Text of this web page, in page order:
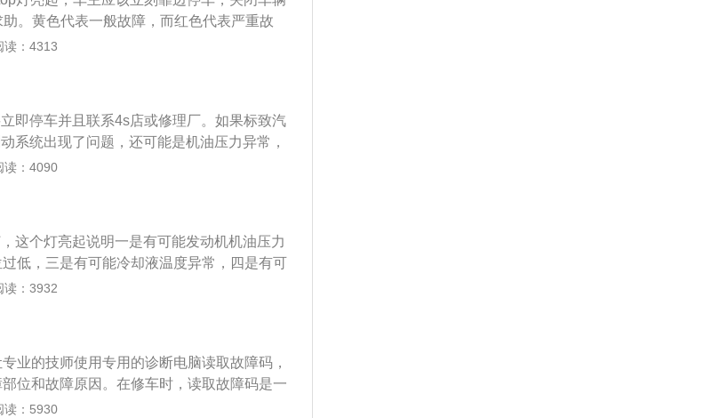
个轮胎气压过低或太高了。
。黄色代表一般故障，而红色代表严重故
几种。首先就是水温过高，发动机无法及时
将车辆开到4s店进行维修和调整。其次是机
易对发动机零件造成损坏灯不可逆的后果。
，会导致车辆刹车性能下降甚至失灵。最后
最好打电话给4s店请求援助，切忌抱着侥幸
读：4313
即停车并且联系4s店或修理厂。如果标致汽
系统出现了问题，还可能是机油压力异常，
汽车冷却液温度过高时如果继续行驶，可能
力过低时，机油无法为发动机提供足够的润
现拉缸拉瓦现象。当制动系统出现问题时，
，当汽车的制动系统出现故障后，需要立即
刹车片的厚度和刹车盘状态，如果刹车片剩
片。刹车盘一般使用很长时间后才需要更
上升沸点下降。
读：4090
这个灯亮起说明一是有可能发动机机油压力
低，三是有可能冷却液温度异常，四是有可
现stop一定要高度重视，这种一般情况下就
起。仪表盘上还有一个黄灯，STOP是红色
重故障。一旦驾驶员无法判断汽车到底是出
站，进行检查维修。避免在行车过程中，发
读：3932
业的技师使用专用的诊断电脑读取故障码，
位和故障原因。在修车时，读取故障码是一
电子系统的，如果没有这些电子系统，那汽
读：5930